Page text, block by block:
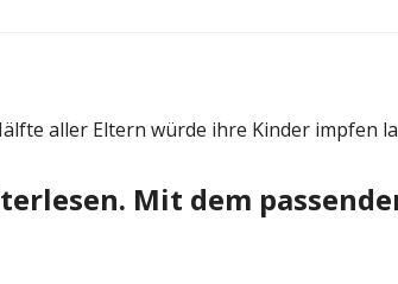
aller Eltern würde ihre Kinder impfen
Mit dem